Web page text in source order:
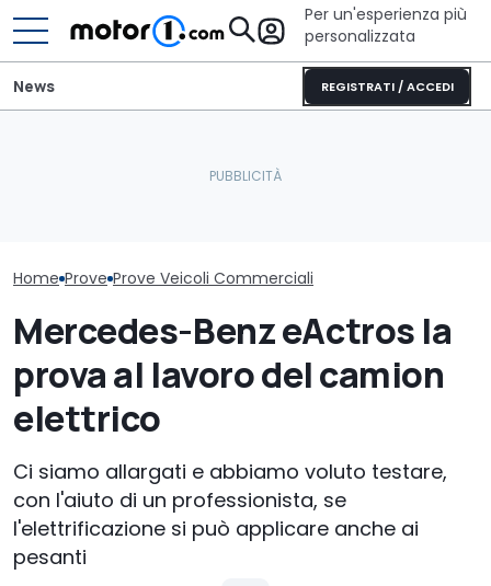
Per un'esperienza più
personalizzata
REGISTRATI / ACCEDI
News
Home Prove Prove Veicoli Commerciali
Mercedes-Benz eActros la
prova al lavoro del camion
elettrico
Ci siamo allargati e abbiamo voluto testare,
con l'aiuto di un professionista, se
l'elettrificazione si può applicare anche ai
pesanti